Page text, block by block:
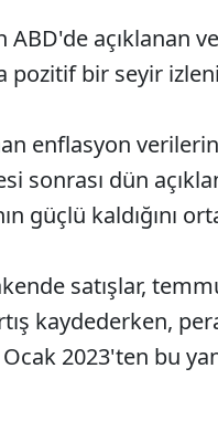
ABD'de açıklanan
pozitif bir seyir
enflasyon
sonrası dün
güçlü kaldığını
satışlar,
kaydederken,
2023'ten bu